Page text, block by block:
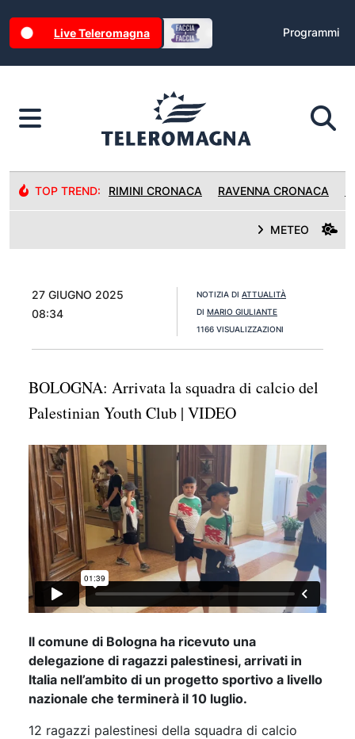
Live Teleromagna Programmi
TOP TREND: RIMINI CRONACA RAVENNA CRONACA
METEO
27 GIUGNO 2025
08:34
NOTIZIA DI ATTUALITÀ
DI MARIO GIULIANTE
1166 VISUALIZZAZIONI
BOLOGNA: Arrivata la squadra di calcio del
Palestinian Youth Club | VIDEO
Il comune di Bologna ha ricevuto una
delegazione di ragazzi palestinesi, arrivati in
Italia nell’ambito di un progetto sportivo a livello
nazionale che terminerà il 10 luglio.
12 ragazzi palestinesi della squadra di calcio